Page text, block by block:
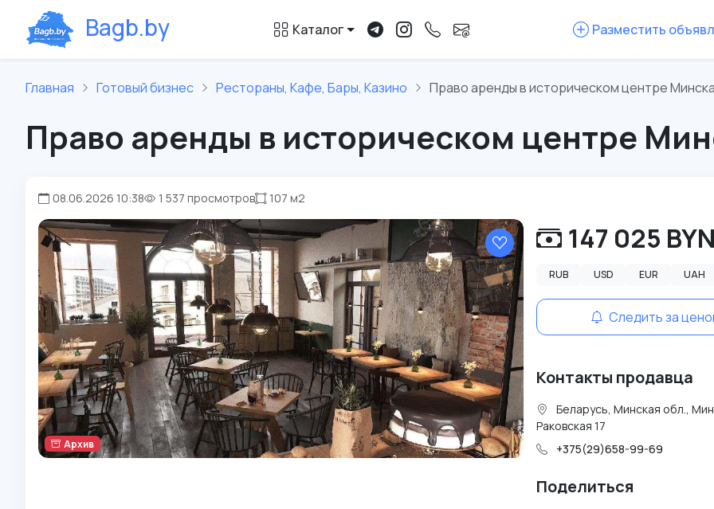
Bagb.by Каталог Разместить
Главная Готовый бизнес Рестораны, Кафе, Бары, Казино Право аренды в историческом центре
Право аренды в историческом центре
08.06.2026 10:38 1 537 просмотров 107 м2
Архив
147 025
RUB USD EUR UAH
Следить за
Контакты продавца
Беларусь, Минская обл.,
Раковская 17
+375(29)658-99-69
Поделиться